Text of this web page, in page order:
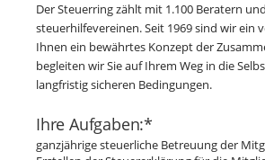
Der Steuerring zählt mit 1.100 Beratern
steuer­hilfe­vereinen. Seit 1969 sind wir
Ihnen ein bewährtes Konzept der
begleiten wir Sie auf Ihrem Weg in die
langfristig sicheren Bedingungen.
Ihre Aufgaben:*
ganzjährige steuerliche Betreuung der